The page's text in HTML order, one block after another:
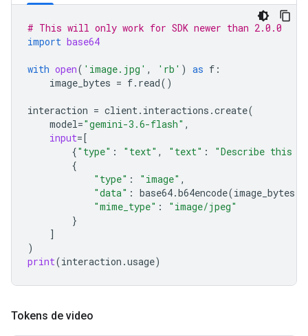
# This will only work for SDK newer than 2.0.0
import base64
with open( 'image.jpg' , 'rb' ) as f :
image_bytes = f. read()
interaction = client. interactions .create(
model="gemini-3.6-flash" ,
input=[
{"type" : "text" , "text" :
"Describe this
{
"type" : "image" ,
"data" : base64.b64encode(image_bytes
"mime_type" :
"image/jpeg"
}
]
)
print(interaction .usage)
Tokens de video